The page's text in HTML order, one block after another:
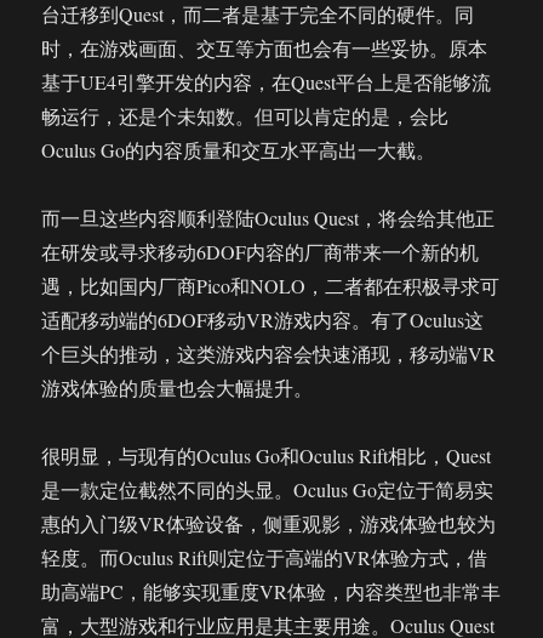
台迁移到Quest，而二者是基于完全不同的硬件。同
时，在游戏画面、交互等方面也会有一些妥协。原本
基于UE4引擎开发的内容，在Quest平台上是否能够流
畅运行，还是个未知数。但可以肯定的是，会比
Oculus Go的内容质量和交互水平高出一大截。
而一旦这些内容顺利登陆Oculus Quest，将会给其他正
在研发或寻求移动6DOF内容的厂商带来一个新的机
遇，比如国内厂商Pico和NOLO，二者都在积极寻求可
适配移动端的6DOF移动VR游戏内容。有了Oculus这
个巨头的推动，这类游戏内容会快速涌现，移动端VR
游戏体验的质量也会大幅提升。
很明显，与现有的Oculus Go和Oculus Rift相比，Quest
是一款定位截然不同的头显。Oculus Go定位于简易实
惠的入门级VR体验设备，侧重观影，游戏体验也较为
轻度。而Oculus Rift则定位于高端的VR体验方式，借
助高端PC，能够实现重度VR体验，内容类型也非常丰
富，大型游戏和行业应用是其主要用途。Oculus Quest